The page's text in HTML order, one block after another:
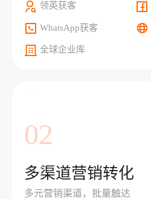
领英获客
WhatsApp获客
全球企业库
02
多渠道营销转化
多元营销渠道，批量触达